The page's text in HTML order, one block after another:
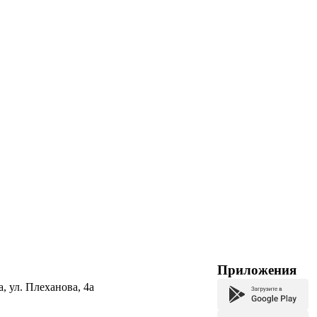
ул. Плеханова, 4а
Приложения